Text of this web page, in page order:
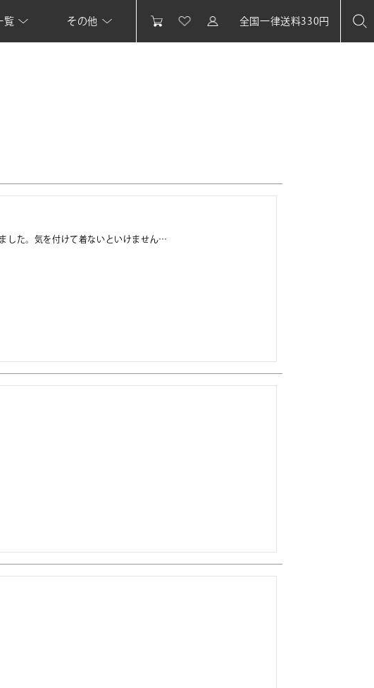
覧 その他 全国一律送料330円
した。気を付けて着ないといけません…